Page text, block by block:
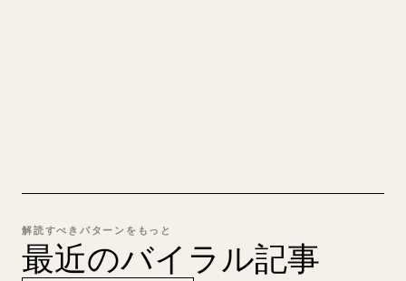
解読すべきパターンをもっと
最近のバイラル記事